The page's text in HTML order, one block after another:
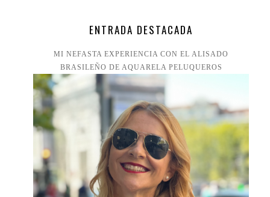
ENTRADA DESTACADA
MI NEFASTA EXPERIENCIA CON EL ALISADO
BRASILEÑO DE AQUARELA PELUQUEROS